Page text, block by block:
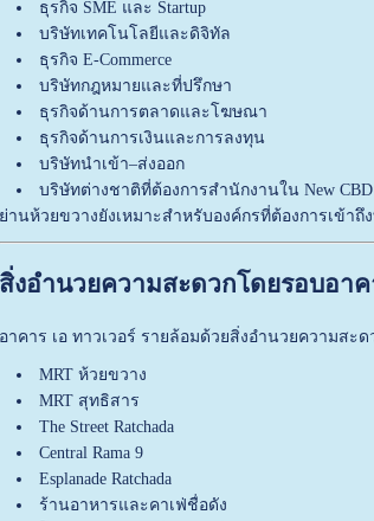
ธุรกิจ SME และ Startup
บริษัทเทคโนโลยีและดิจิทัล
ธุรกิจ E-Commerce
บริษัทกฎหมายและที่ปรึกษา
ธุรกิจด้านการตลาดและโฆษณา
ธุรกิจด้านการเงินและการลงทุน
บริษัทนำเข้า–ส่งออก
บริษัทต่างชาติที่ต้องการสำนักงานใน New CBD
ย่านห้วยขวางยังเหมาะสำหรับองค์กรที่ต้องการเข้า
สิ่งอำนวยความสะดวกโดยรอบอาค
อาคาร เอ ทาวเวอร์ รายล้อมด้วยสิ่งอำนวยความสะ
MRT ห้วยขวาง
MRT สุทธิสาร
The Street Ratchada
Central Rama 9
Esplanade Ratchada
ร้านอาหารและคาเฟ่ชื่อดัง